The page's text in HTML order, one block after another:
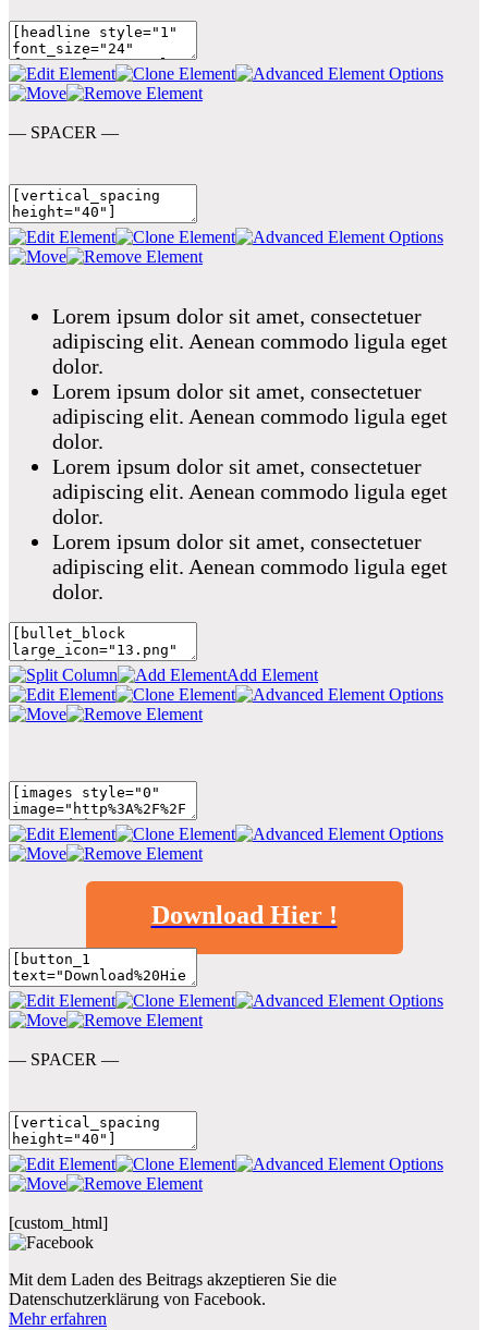
— SPACER —
Lorem ipsum dolor sit amet, consectetuer
adipiscing elit. Aenean commodo ligula eget
dolor.
Lorem ipsum dolor sit amet, consectetuer
adipiscing elit. Aenean commodo ligula eget
dolor.
Lorem ipsum dolor sit amet, consectetuer
adipiscing elit. Aenean commodo ligula eget
dolor.
Lorem ipsum dolor sit amet, consectetuer
adipiscing elit. Aenean commodo ligula eget
dolor.
Add Element
Download Hier !
— SPACER —
[custom_html]
Mit dem Laden des Beitrags akzeptieren Sie die
Datenschutzerklärung von Facebook.
Mehr erfahren